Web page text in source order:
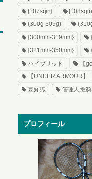
[107sqin]
(300g-309g)
{300mm-319mm}
{321mm-350mm}
ハイブリッド
【
【UNDER ARMOUR】
豆知識
管理人推奨
プロフィール